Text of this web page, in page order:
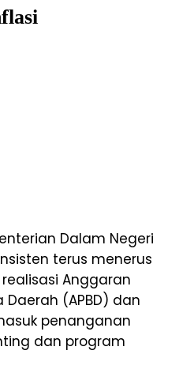
Dalam Negeri
terus menerus
Anggaran
(APBD) dan
penanganan
dan program